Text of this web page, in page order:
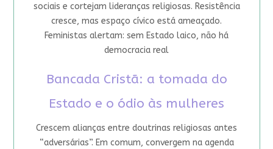
sociais e cortejam lideranças religiosas. Resistência
cresce, mas espaço cívico está ameaçado.
Feministas alertam: sem Estado laico, não há
democracia real
Bancada Cristã: a tomada do
Estado e o ódio às mulheres
Crescem alianças entre doutrinas religiosas antes
“adversárias”. Em comum, convergem na agenda